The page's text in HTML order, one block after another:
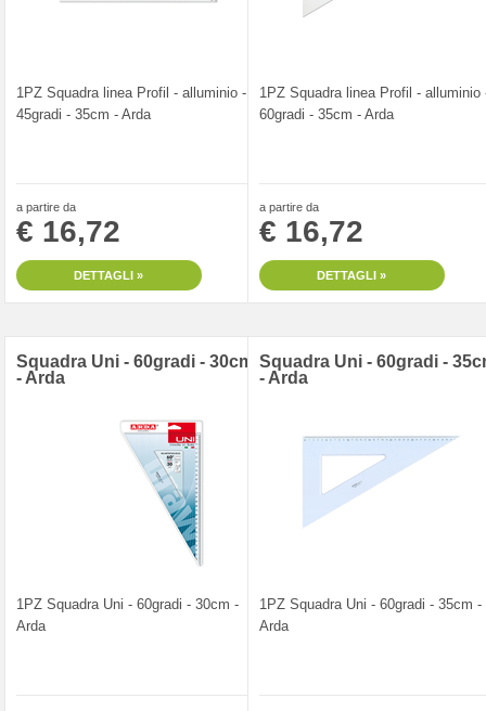
1PZ Squadra linea Profil - alluminio -
45gradi - 35cm - Arda
a partire da
€ 16,72
DETTAGLI »
1PZ Squadra linea Profil - alluminio
60gradi - 35cm - Arda
a partire da
€ 16,72
DETTAGLI »
Squadra Uni - 60gradi - 30cm
- Arda
1PZ Squadra Uni - 60gradi - 30cm -
Arda
Squadra Uni - 60gradi -
- Arda
1PZ Squadra Uni - 60gradi - 35cm -
Arda